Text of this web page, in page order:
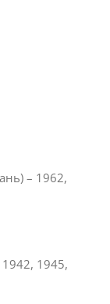
– 1962,
1945,